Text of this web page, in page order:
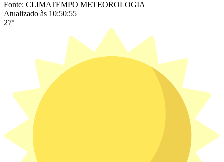
Fonte: CLIMATEMPO METEOROLOGIA
Atualizado às 10:50:55
27º